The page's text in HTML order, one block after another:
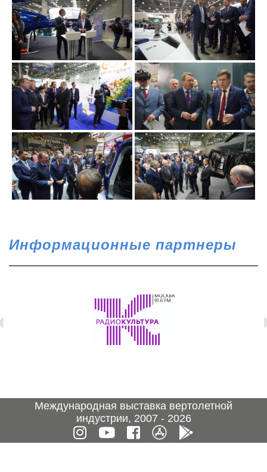
Информационные партнеры
Международная выставка вертолетной
индустрии, 2007 - 2026